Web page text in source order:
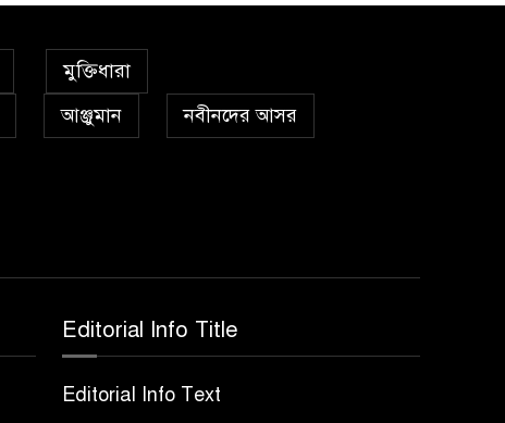
প্রেমাস্পদের গলি
ঈদে মিলাদুন্নবী এর গুরুত্ব
আইয়ূবীদের গ্রীবায় মারওয়ানী
কালো হাত
মুক্তিধারা
আঞ্জুমান
নবীনদের আসর
Editorial Info Title
Editorial Info Text